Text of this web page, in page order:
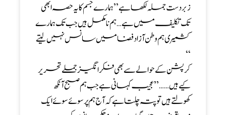
زبردست جملہ لکھا ہے ’’ ہمارے جسم کا یہ حصہ ابھی
تک تکلیف میں ہے … ہم نا مکمل ہیں جب تک ہمارے
کشمیری ہم وطن آزاد فضا میں سانس نہیں لیتے
‘‘
کرپشن کے حوالے سے بھی فکر انگیز جملے تحریر
کیے ہیں …… ’’عجیب کہانی ہے جب ہم صبح آنکھ
کھولتے ہیں تو پتہ چلتا ہے کہ آج ہم پر سوئے سوئے ایک